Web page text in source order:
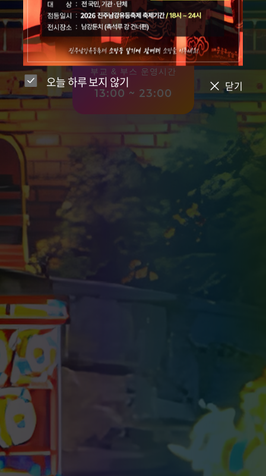
오늘 하루 보지 않기 닫기
유등 점등 시간
18:00 ~ 24:00
부교 & 부스 운영시간
13:00 ~ 23:00